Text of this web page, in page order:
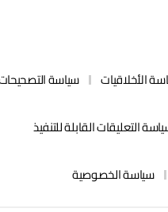
الأخلاقيات سياسة
التعليقات القابلة للتنفيذ
سياسة الخصوصية